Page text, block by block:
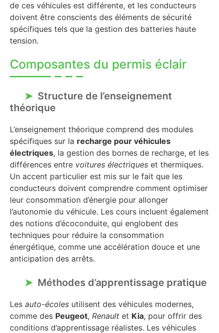
de ces véhicules est différente, et les conducteurs
doivent être conscients des éléments de sécurité
spécifiques tels que la gestion des batteries haute
tension.
Composantes du permis éclair
Structure de l’enseignement
théorique
L’enseignement théorique comprend des modules
spécifiques sur la recharge pour véhicules
électriques, la gestion des bornes de recharge, et les
différences entre voitures électriques et thermiques.
Un accent particulier est mis sur le fait que les
conducteurs doivent comprendre comment optimiser
leur consommation d’énergie pour allonger
l’autonomie du véhicule. Les cours incluent également
des notions d’écoconduite, qui englobent des
techniques pour réduire la consommation
énergétique, comme une accélération douce et une
anticipation des arrêts.
Méthodes d’apprentissage pratique
Les auto-écoles utilisent des véhicules modernes,
comme des Peugeot, Renault et Kia, pour offrir des
conditions d’apprentissage réalistes. Les véhicules